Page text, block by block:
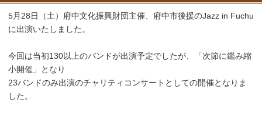
5月28日（土）府中文化振興財団主催、府中市後援のJazz in Fuchu
に出演いたしました。
今回は当初130以上のバンドが出演予定でしたが、「次節に鑑み縮
小開催」となり
23バンドのみ出演のチャリティコンサートとしての開催となりま
した。